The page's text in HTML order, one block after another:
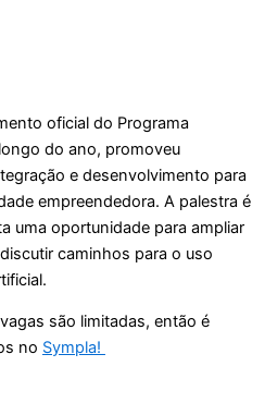
oficial do Programa
do ano, promoveu
e desenvolvimento para
empreendedora. A palestra é
uma oportunidade para ampliar
caminhos para o uso
são limitadas, então é
no Sympla!